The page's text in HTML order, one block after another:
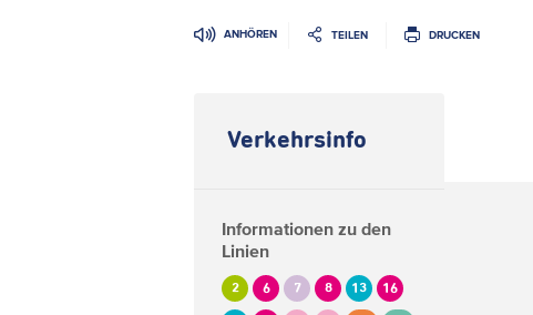
ANHÖREN TEILEN DRUCKEN
Verkehrsinfo
Informationen zu den
Linien
2 6 7 8 13 16